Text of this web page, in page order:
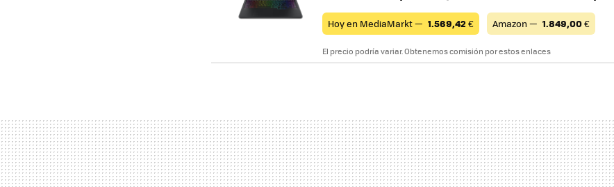
Hoy en MediaMarkt — 1.569,42 € Amazon — 1.849,00€
El precio podría variar. Obtenemos comisión por estos enlaces